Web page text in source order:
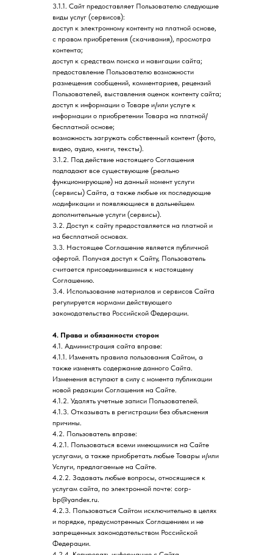
3.1.1. Сайт предоставляет Пользователю следующие
виды услуг (сервисов):
доступ к электронному контенту на платной основе,
с правом приобретения (скачивания), просмотра
контента;
доступ к средствам поиска и навигации сайта;
предоставление Пользователю возможности
размещения сообщений, комментариев, рецензий
Пользователей, выставления оценок контенту сайта;
доступ к информации о Товаре и/или услуге к
информации о приобретении Товара на платной/
бесплатной основе;
возможность загружать собственный контент (фото,
видео, аудио, книги, тексты).
3.1.2. Под действие настоящего Соглашения
подпадают все существующие (реально
функционирующие) на данный момент услуги
(сервисы) Сайта, а также любые их последующие
модификации и появляющиеся в дальнейшем
дополнительные услуги (сервисы).
3.2. Доступ к сайту предоставляется на платной и
на бесплатной основах.
3.3. Настоящее Соглашение является публичной
офертой. Получая доступ к Сайту, Пользователь
считается присоединившимся к настоящему
Соглашению.
3.4. Использование материалов и сервисов Сайта
регулируется нормами действующего
законодательства Российской Федерации.
4. Права и обязанности сторон
4.1. Администрация сайта вправе:
4.1.1. Изменять правила пользования Сайтом, а
также изменять содержание данного Сайта.
Изменения вступают в силу с момента публикации
новой редакции Соглашения на Сайте.
4.1.2. Удалять учетные записи Пользователей.
4.1.3. Отказывать в регистрации без объяснения
причины.
4.2. Пользователь вправе:
4.2.1. Пользоваться всеми имеющимися на Сайте
услугами, а также приобретать любые Товары и/или
Услуги, предлагаемые на Сайте.
4.2.2. Задавать любые вопросы, относящиеся к
услугам сайта, по электронной почте: corp-
bp@yandex.ru.
4.2.3. Пользоваться Сайтом исключительно в целях
и порядке, предусмотренных Соглашением и не
запрещенных законодательством Российской
Федерации.